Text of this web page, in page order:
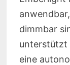
dimmbar
unterstützt
eine